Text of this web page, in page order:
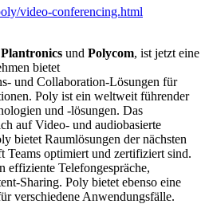
video-conferencing.html
Plantronics und Polycom, ist jetzt eine
bietet
und Collaboration-Lösungen für
Poly ist ein weltweit führender
und -lösungen. Das
auf Video- und audiobasierte
bietet Raumlösungen der nächsten
Teams optimiert und zertifiziert sind.
effiziente Telefongespräche,
Sharing. Poly bietet ebenso eine
verschiedene Anwendungsfälle.